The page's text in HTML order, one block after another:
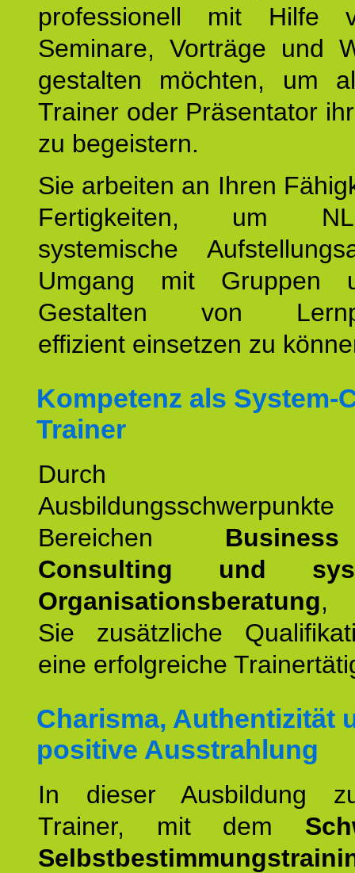
professionell mit Hilfe
Seminare, Vorträge und
gestalten möchten, um
Trainer oder Präsentator
zu begeistern.
Sie arbeiten an Ihren
Fertigkeiten, um
systemische
Umgang mit Gruppen
Gestalten von
effizient einsetzen zu
Kompetenz als System-
Trainer
Durch
Bereichen
Consulting und
Organisationsberatung,
Sie zusätzliche
eine erfolgreiche
Charisma, Authentizität
positive Ausstrahlung
In dieser Ausbildung
Trainer, mit dem